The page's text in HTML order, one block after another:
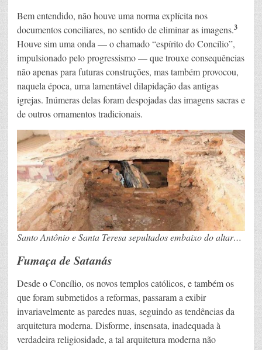
Bem entendido, não houve uma norma explícita nos
documentos conciliares, no sentido de eliminar as imagens.3
Houve sim uma onda — o chamado “espírito do Concílio”,
impulsionado pelo progressismo — que trouxe consequências
não apenas para futuras construções, mas também provocou,
naquela época, uma lamentável dilapidação das antigas
igrejas. Inúmeras delas foram despojadas das imagens sacras e
de outros ornamentos tradicionais.
Santo Antônio e Santa Teresa sepultados embaixo do altar…
Fumaça de Satanás
Desde o Concílio, os novos templos católicos, e também os
que foram submetidos a reformas, passaram a exibir
invariavelmente as paredes nuas, seguindo as tendências da
arquitetura moderna. Disforme, insensata, inadequada à
verdadeira religiosidade, a tal arquitetura moderna não